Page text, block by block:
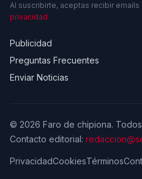
Al suscribirte, aceptas recibir emails
privacidad
Publicidad
Preguntas Frecuentes
Enviar Noticias
© 2026 Faro de chipiona.
Contacto editorial:
PrivacidadCookiesTérminos